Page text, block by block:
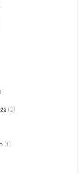
(2)
(1)